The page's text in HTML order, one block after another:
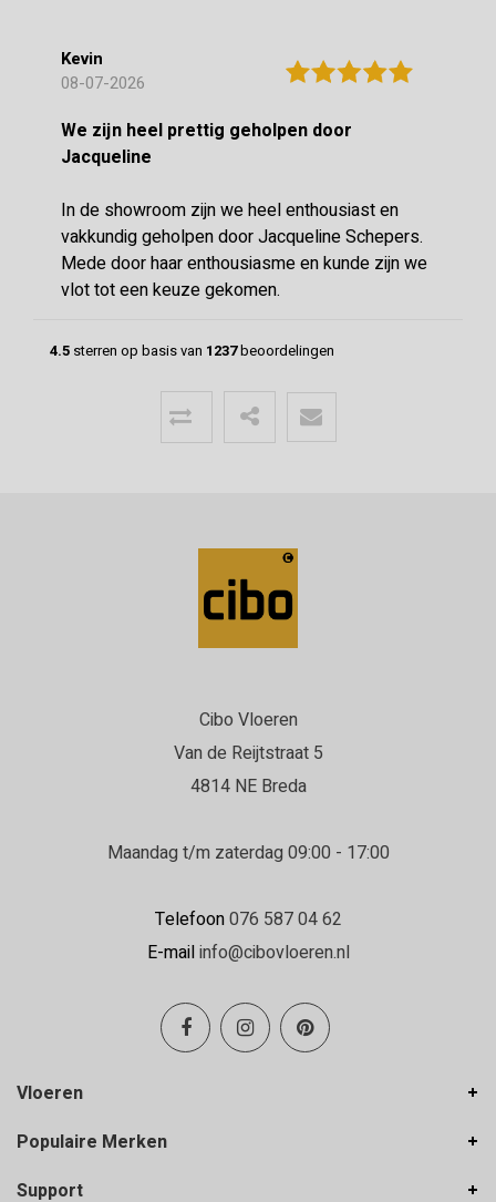
Kevin
08-07-2026
We zijn heel prettig geholpen door
Jacqueline
In de showroom zijn we heel enthousiast en
vakkundig geholpen door Jacqueline Schepers.
Mede door haar enthousiasme en kunde zijn we
vlot tot een keuze gekomen.
afleveren van de vloer en het terugbrengen van
overgebleven pakken. Een deskundige partij
waar klanttevredenheid hoog in het vaadel staat,
vloer, en de vloerenlegger was zeer deskundig
en heeft de vloer boven en beneden netjes
Hele goede service en ze denken met je
mee!
4.5 sterren op basis van 1237beoordelingen
Cibo Vloeren
Van de Reijtstraat 5
4814 NE Breda
Maandag t/m zaterdag 09:00 - 17:00
Telefoon076 587 04 62
E-mailinfo@cibovloeren.nl
Vloeren
Populaire Merken
Support